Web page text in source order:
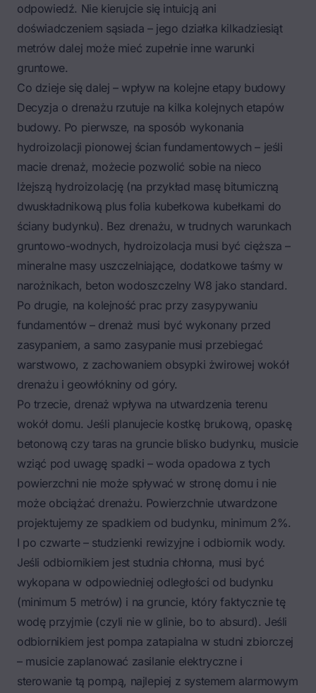
odpowiedź. Nie kierujcie się intuicją ani
doświadczeniem sąsiada – jego działka kilkadziesiąt
metrów dalej może mieć zupełnie inne warunki
gruntowe.
Co dzieje się dalej – wpływ na kolejne etapy budowy
Decyzja o drenażu rzutuje na kilka kolejnych etapów
budowy. Po pierwsze, na sposób wykonania
hydroizolacji pionowej ścian fundamentowych – jeśli
macie drenaż, możecie pozwolić sobie na nieco
lżejszą hydroizolację (na przykład masę bitumiczną
dwuskładnikową plus folia kubełkowa kubełkami do
ściany budynku). Bez drenażu, w trudnych warunkach
gruntowo-wodnych, hydroizolacja musi być cięższa –
mineralne masy uszczelniające, dodatkowe taśmy w
narożnikach, beton wodoszczelny W8 jako standard.
Po drugie, na kolejność prac przy zasypywaniu
fundamentów – drenaż musi być wykonany przed
zasypaniem, a samo zasypanie musi przebiegać
warstwowo, z zachowaniem obsypki żwirowej wokół
drenażu i geowłókniny od góry.
Po trzecie, drenaż wpływa na utwardzenia terenu
wokół domu. Jeśli planujecie kostkę brukową, opaskę
betonową czy taras na gruncie blisko budynku, musicie
wziąć pod uwagę spadki – woda opadowa z tych
powierzchni nie może spływać w stronę domu i nie
może obciążać drenażu. Powierzchnie utwardzone
projektujemy ze spadkiem od budynku, minimum 2%.
I po czwarte – studzienki rewizyjne i odbiornik wody.
Jeśli odbiornikiem jest studnia chłonna, musi być
wykopana w odpowiedniej odległości od budynku
(minimum 5 metrów) i na gruncie, który faktycznie tę
wodę przyjmie (czyli nie w glinie, bo to absurd). Jeśli
odbiornikiem jest pompa zatapialna w studni zbiorczej
– musicie zaplanować zasilanie elektryczne i
sterowanie tą pompą, najlepiej z systemem alarmowym